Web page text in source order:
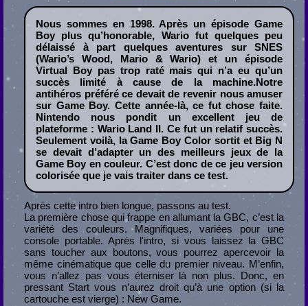
Nous sommes en 1998. Après un épisode Game
Boy plus qu’honorable, Wario fut quelques peu
délaissé à part quelques aventures sur SNES
(Wario’s Wood, Mario & Wario) et un épisode
Virtual Boy pas trop raté mais qui n’a eu qu’un
succès limité à cause de la machine.Notre
antihéros préféré ce devait de revenir nous amuser
sur Game Boy. Cette année-là, ce fut chose faite.
Nintendo nous pondit un excellent jeu de
plateforme : Wario Land II. Ce fut un relatif succès.
Seulement voilà, la Game Boy Color sortit et Big N
se devait d’adapter un des meilleurs jeux de la
Game Boy en couleur. C’est donc de ce jeu version
colorisée que je vais traiter dans ce test.
Après cette intro bien longue, passons au test.
La première chose qui frappe en allumant la GBC, c’est la
variété des couleurs. Magnifiques, variées pour une
console portable. Après l'intro, si vous laissez la GBC
sans toucher aux boutons, vous pourrez apercevoir la
même cinématique que celle du premier niveau. M’enfin,
vous n’allez pas vous éterniser là non plus. Donc, en
pressant Start vous n’aurez droit qu’à une option (si la
cartouche est vierge) : New Game.